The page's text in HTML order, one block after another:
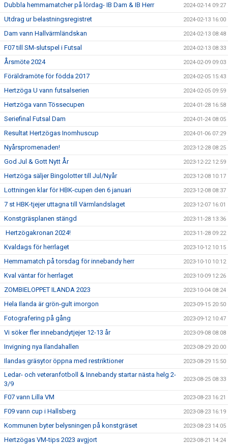
Dubbla hemmamatcher på lördag- IB Dam & IB Herr 2024-02-14 09:27
Utdrag ur belastningsregistret 2024-02-13 16:00
Dam vann Hallvärmländskan 2024-02-13 08:48
F07 till SM-slutspel i Futsal 2024-02-13 08:33
Årsmöte 2024 2024-02-09 09:03
Föräldramöte för födda 2017 2024-02-05 15:43
Hertzöga U vann futsalserien 2024-02-05 09:59
Hertzöga vann Tössecupen 2024-01-28 16:58
Seriefinal Futsal Dam 2024-01-24 08:05
Resultat Hertzögas Inomhuscup 2024-01-06 07:29
Nyårspromenaden! 2023-12-28 08:25
God Jul & Gott Nytt År 2023-12-22 12:59
Hertzöga säljer Bingolotter till Jul/Nyår 2023-12-08 10:17
Lottningen klar för HBK-cupen den 6 januari 2023-12-08 08:37
7 st HBK-tjejer uttagna till Värmlandslaget 2023-12-07 16:01
Konstgräsplanen stängd 2023-11-28 13:36
Hertzögakronan 2024! 2023-11-28 09:22
Kvaldags för herrlaget 2023-10-12 10:15
Hemmamatch på torsdag för innebandy herr 2023-10-10 10:12
Kval väntar för herrlaget 2023-10-09 12:26
ZOMBIELOPPET ILANDA 2023 2023-10-04 08:24
Hela Ilanda är grön-gult imorgon 2023-09-15 20:50
Fotografering på gång 2023-09-12 10:47
Vi söker fler innebandytjejer 12-13 år 2023-09-08 08:08
Invigning nya Ilandahallen 2023-08-29 20:00
Ilandas gräsytor öppna med restriktioner 2023-08-29 15:50
Ledar- och veteranfotboll & Innebandy startar nästa helg 2-
3/9
2023-08-25 08:33
F07 vann Lilla VM 2023-08-23 16:21
F09 vann cup i Hallsberg 2023-08-23 16:19
Kommunen byter belysningen på konstgräset 2023-08-23 14:05
Hertzögas VM-tips 2023 avgjort 2023-08-21 14:24